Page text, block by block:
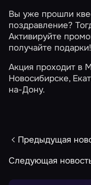
Вы уже прошли
поздравление?
Активируйте
получайте подарки!
Акция проходит в
Новосибирске,
на-Дону.
Предыдущая
Следующая